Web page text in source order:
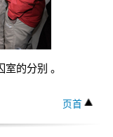
的分别 。
页首